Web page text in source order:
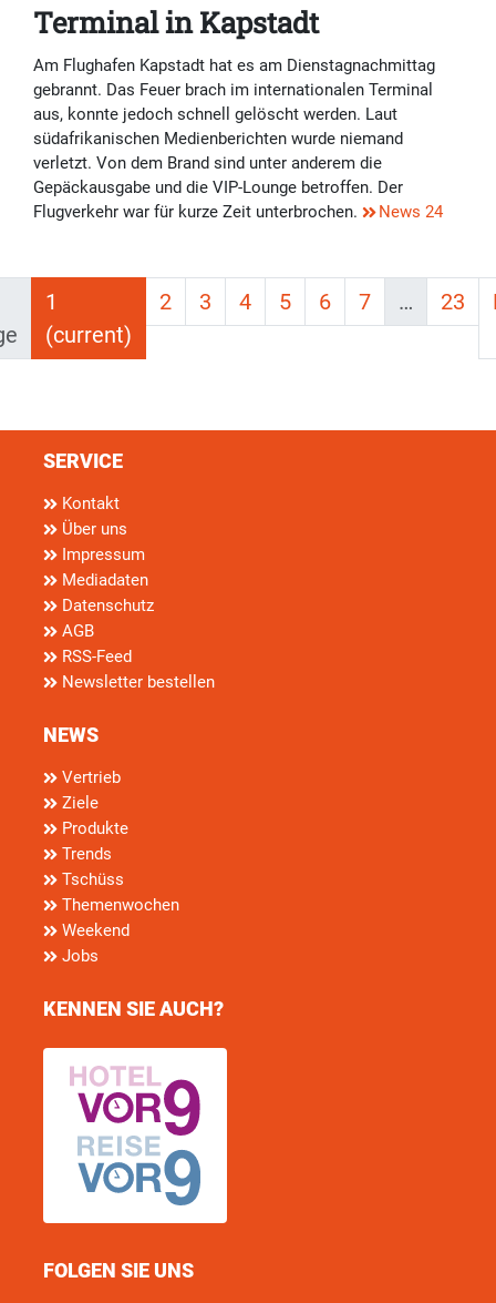
Terminal in Kapstadt
Am Flughafen Kapstadt hat es am Dienstagnachmittag
gebrannt. Das Feuer brach im internationalen Terminal
aus, konnte jedoch schnell gelöscht werden. Laut
südafrikanischen Medienberichten wurde niemand
verletzt. Von dem Brand sind unter anderem die
Gepäckausgabe und die VIP-Lounge betroffen. Der
Flugverkehr war für kurze Zeit unterbrochen.
News 24
1
(current)
2 3 4 5 6 7 … 23
SERVICE
Kontakt
Über uns
Impressum
Mediadaten
Datenschutz
AGB
RSS-Feed
Newsletter bestellen
NEWS
Vertrieb
Ziele
Produkte
Trends
Tschüss
Themenwochen
Weekend
Jobs
KENNEN SIE AUCH?
FOLGEN SIE UNS